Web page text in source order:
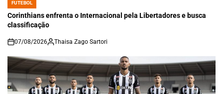
POSTED
IN
FUTEBOL
Corinthians enfrenta o Internacional pela Libertadores e busca
classificação
on
07/08/2026 Thaisa Zago Sartori